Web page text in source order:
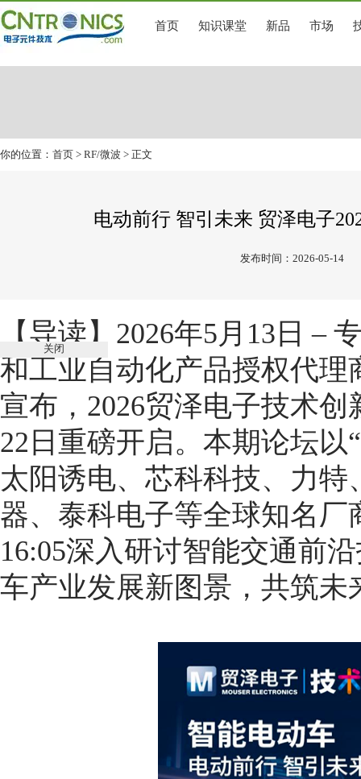
首页 知识课堂 新品 市场
你的位置： 首页 > RF/微波 > 正文
电动前行 智引未来 贸泽电子
发布时间：2026-05-14
【导读】2026年5月13日 –
和工业自动化产品授权代理
宣布，2026贸泽电子技术
22日重磅开启。本期论坛
太阳诱电、芯科科技、力
器、泰科电子等全球知名厂
16:05深入研讨智能交通前
车产业发展新图景，共筑未
关闭